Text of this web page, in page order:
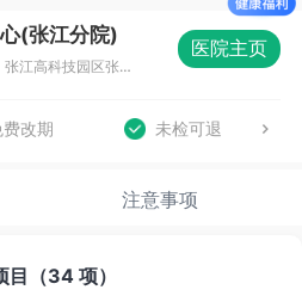
(张江分院)
张江高科技园区张东路1388号15号楼
医院主页
费改期 未检可退
注意事项
目（34 项）